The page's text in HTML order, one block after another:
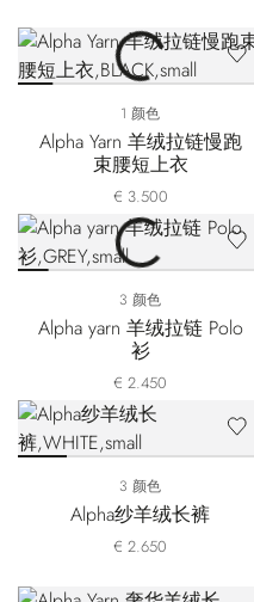
1 颜色
Alpha Yarn 羊绒拉链慢跑
束腰短上衣
€ 3.500
3 颜色
Alpha yarn 羊绒拉链 Polo
衫
€ 2.450
3 颜色
Alpha纱羊绒长裤
€ 2.650